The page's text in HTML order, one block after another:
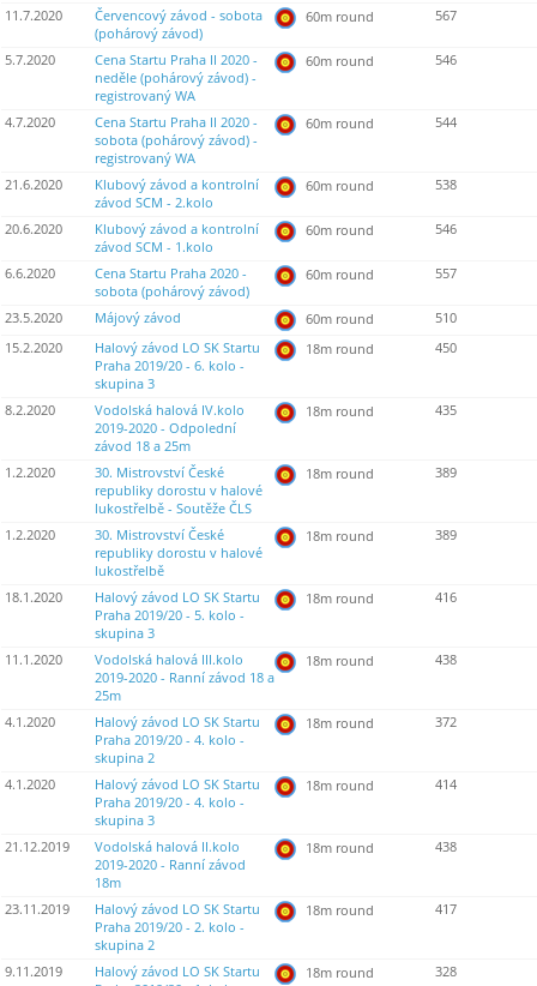
11.7.2020
Červencový závod - sobota
(pohárový závod)
60m round 567
5.7.2020
Cena Startu Praha II 2020 -
neděle (pohárový závod) -
registrovaný WA
60m round 546
4.7.2020
Cena Startu Praha II 2020 -
sobota (pohárový závod) -
registrovaný WA
60m round 544
21.6.2020
Klubový závod a kontrolní
závod SCM - 2.kolo
60m round 538
20.6.2020
Klubový závod a kontrolní
závod SCM - 1.kolo
60m round 546
6.6.2020
Cena Startu Praha 2020 -
sobota (pohárový závod)
60m round 557
23.5.2020 Májový závod 60m round
510
15.2.2020
Halový závod LO SK Startu
Praha 2019/20 - 6. kolo -
skupina 3
18m round 450
8.2.2020
Vodolská halová IV.kolo
2019-2020 - Odpolední
závod 18 a 25m
18m round 435
1.2.2020
30. Mistrovství České
republiky dorostu v halové
lukostřelbě - Soutěže ČLS
18m round 389
1.2.2020
30. Mistrovství České
republiky dorostu v halové
lukostřelbě
18m round 389
18.1.2020
Halový závod LO SK Startu
Praha 2019/20 - 5. kolo -
skupina 3
18m round 416
11.1.2020
Vodolská halová III.kolo
2019-2020 - Ranní závod 18 a
25m
18m round 438
4.1.2020
Halový závod LO SK Startu
Praha 2019/20 - 4. kolo -
skupina 2
18m round 372
4.1.2020
Halový závod LO SK Startu
Praha 2019/20 - 4. kolo -
skupina 3
18m round 414
21.12.2019
Vodolská halová II.kolo
2019-2020 - Ranní závod
18m
18m round 438
23.11.2019
Halový závod LO SK Startu
Praha 2019/20 - 2. kolo -
skupina 2
18m round 417
9.11.2019
Halový závod LO SK Startu
18m round 328